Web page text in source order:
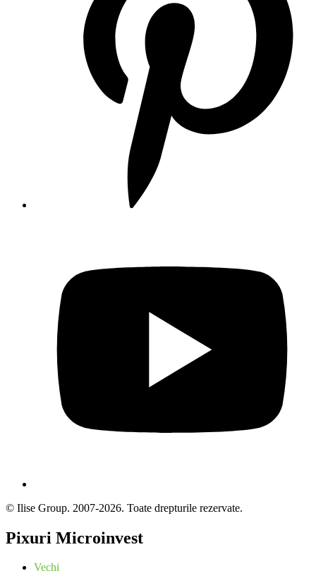
© Ilise Group. 2007-2026. Toate drepturile rezervate.
Pixuri Microinvest
Vechi